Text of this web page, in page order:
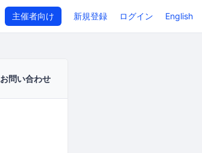
主催者向け 新規登録 ログイン English
お問い合わせ